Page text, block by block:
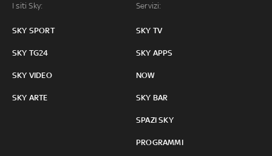
I siti Sky:
SKY SPORT
SKY TG24
SKY VIDEO
SKY ARTE
Servizi:
SKY TV
SKY APPS
NOW
SKY BAR
SPAZI SKY
PROGRAMMI